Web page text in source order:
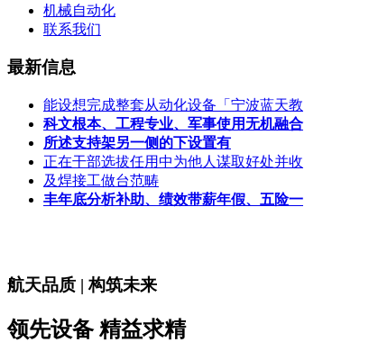
机械自动化
联系我们
最新信息
能设想完成整套从动化设备「宁波蓝天教
科文根本、工程专业、军事使用无机融合
所述支持架另一侧的下设置有
正在干部选拔任用中为他人谋取好处并收
及焊接工做台范畴
丰年底分析补助、绩效带薪年假、五险一
航天品质 | 构筑未来
领先设备 精益求精